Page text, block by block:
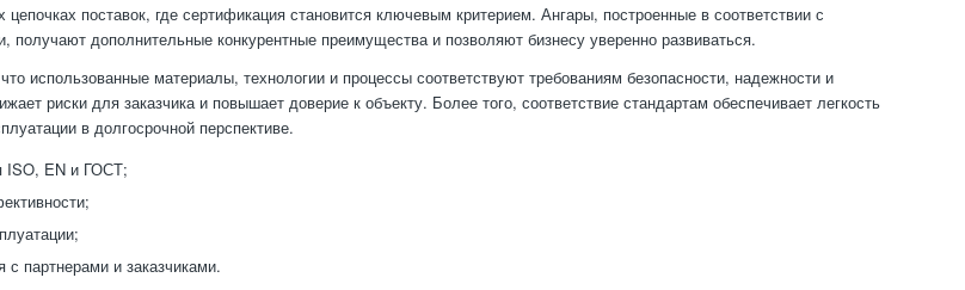
поставок, где сертификация становится ключевым критерием. Ангары, построенные в соответствии с
дополнительные конкурентные преимущества и позволяют бизнесу уверенно развиваться.
использованные материалы, технологии и процессы соответствуют требованиям безопасности, надежности и
риски для заказчика и повышает доверие к объекту. Более того, соответствие стандартам обеспечивает легкость
в долгосрочной перспективе.
ISO, EN и ГОСТ;
партнерами и заказчиками.